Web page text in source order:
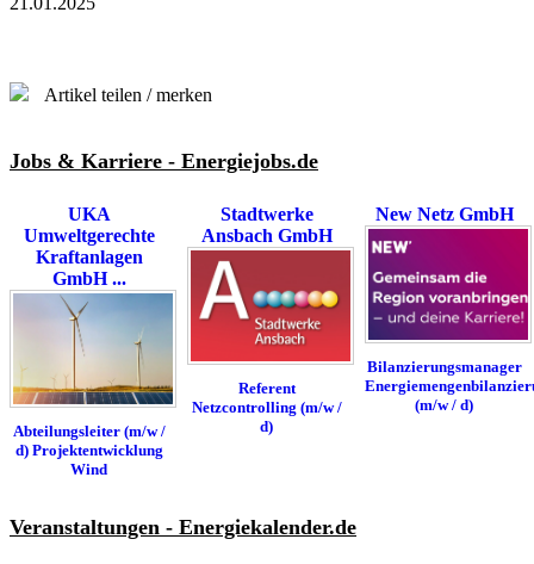
Artikel teilen / merken
Jobs & Karriere - Energiejobs.de
UKA
Umweltgerechte
Kraftanlagen
GmbH ...
Abteilungsleiter (m/w /
d) Projektentwicklung
Wind
Stadtwerke
Ansbach GmbH
Referent
Netzcontrolling (m/w /
d)
New Netz GmbH
Bilanzierungsmanager
(m/w / d)
Veranstaltungen - Energiekalender.de